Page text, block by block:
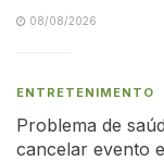
08/08/2026
ENTRETENIMENTO
Problema de
cancelar evento